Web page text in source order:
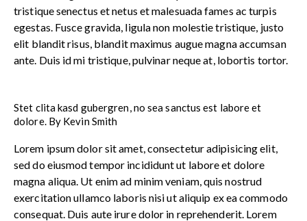
tristique senectus et netus et malesuada fames ac turpis
egestas. Fusce gravida, ligula non molestie tristique, justo
elit blandit risus, blandit maximus augue magna accumsan
ante. Duis id mi tristique, pulvinar neque at, lobortis tortor.
Stet clita kasd gubergren, no sea sanctus est labore et
dolore. By Kevin Smith
Lorem ipsum dolor sit amet, consectetur adipisicing elit,
sed do eiusmod tempor incididunt ut labore et dolore
magna aliqua. Ut enim ad minim veniam, quis nostrud
exercitation ullamco laboris nisi ut aliquip ex ea commodo
consequat. Duis aute irure dolor in reprehenderit. Lorem